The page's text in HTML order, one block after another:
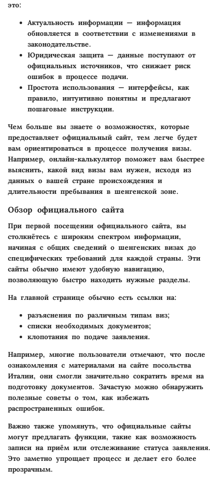
это:
Актуальность информации — информация
обновляется в соответствии с изменениями в
законодательстве.
Юридическая защита— данные поступают от
официальных источников, что снижает риск
ошибок в процессе подачи.
Простота использования — интерфейсы, как
правило, интуитивно понятны и предлагают
пошаговые инструкции.
Чем больше вы знаете о возможностях, которые
предоставляет официальный сайт, тем легче будет
вам ориентироваться в процессе получения визы.
Например, онлайн-калькулятор поможет вам быстрее
выяснить, какой вид визы вам нужен, исходя из
данных о вашей стране происхождения и
длительности пребывания в шенгенской зоне.
Обзор официального сайта
При первой посещении официального сайта, вы
столкнётесь с широким спектром информации,
начиная с общих сведений о шенгенских визах до
специфических требований для каждой страны. Эти
сайты обычно имеют удобную навигацию,
позволяющую быстро находить нужные разделы.
На главной странице обычно есть ссылки на:
разъяснения по различным типам виз;
списки необходимых документов;
клопотания по подаче заявления.
Например, многие пользователи отмечают, что после
ознакомления с материалами на сайте посольства
Италии, они смогли значительно сократить время на
подготовку документов. Зачастую можно обнаружить
полезные советы о том, как избежать
распространенных ошибок.
Важно также упомянуть, что официальные сайты
могут предлагать функции, такие как возможность
записи на приём или отслеживание статуса заявления.
Это заметно упрощает процесс и делает его более
прозрачным.